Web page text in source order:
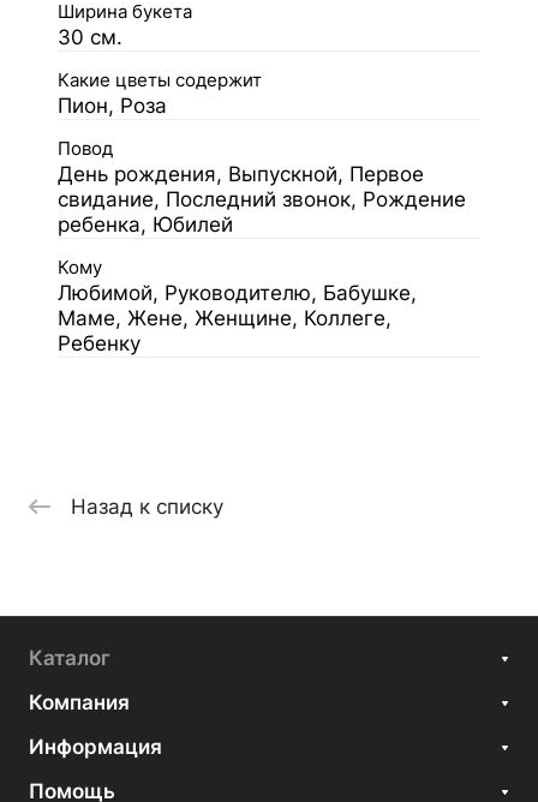
Ширина букета
30 см.
Какие цветы содержит
Пион, Роза
Повод
День рождения, Выпускной, Первое
свидание, Последний звонок, Рождение
ребенка, Юбилей
Кому
Любимой, Руководителю, Бабушке,
Маме, Жене, Женщине, Коллеге,
Ребенку
Назад к списку
Каталог
Компания
Информация
Помощь